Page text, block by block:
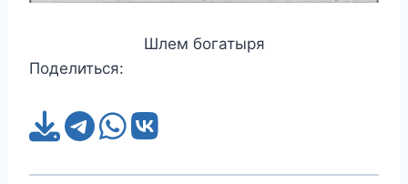
Шлем богатыря
Поделиться: